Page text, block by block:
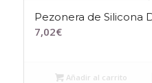
Pezonera de Silicona
7,02€
Añadir al carrito